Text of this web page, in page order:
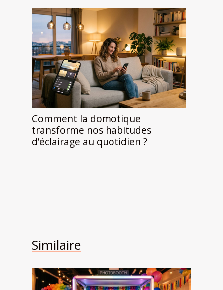
Comment la domotique
transforme nos habitudes
d’éclairage au quotidien ?
Similaire